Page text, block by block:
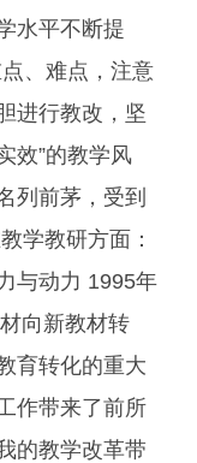
水平不断提
、难点，注意
进行教改，坚
效”的教学风
列前茅，受到
学教研方面：
与动力 1995年
向新教材转
育转化的重大
作带来了前所
的教学改革带